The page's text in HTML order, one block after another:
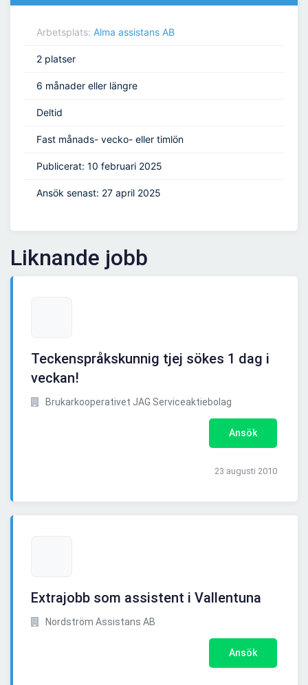
Arbetsplats: Alma assistans AB
2 platser
6 månader eller längre
Deltid
Fast månads- vecko- eller timlön
Publicerat: 10 februari 2025
Ansök senast: 27 april 2025
Liknande jobb
Teckenspråkskunnig tjej sökes 1 dag i
veckan!
Brukarkooperativet JAG Serviceaktiebolag
Ansök
23 augusti 2010
Extrajobb som assistent i Vallentuna
Nordström Assistans AB
Ansök